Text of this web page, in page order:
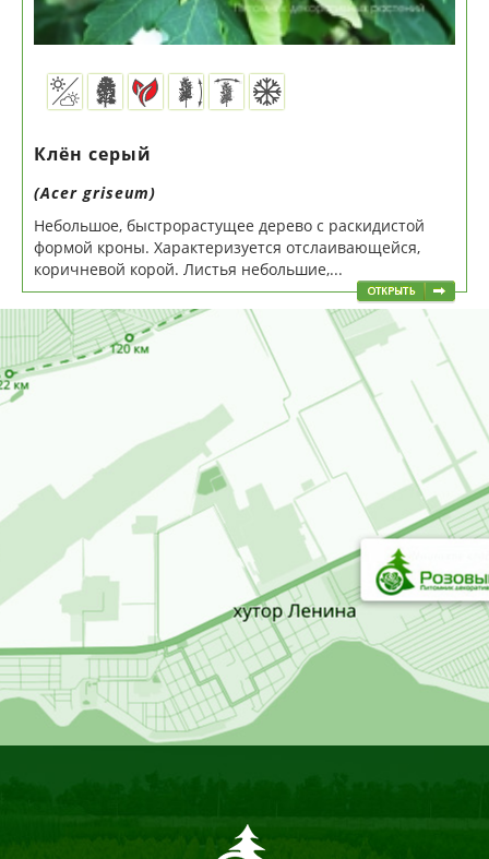
Клён серый
(Аcer griseum)
Небольшое, быстрорастущее дерево с раскидистой
формой кроны. Характеризуется отслаивающейся,
коричневой корой. Листья небольшие,...